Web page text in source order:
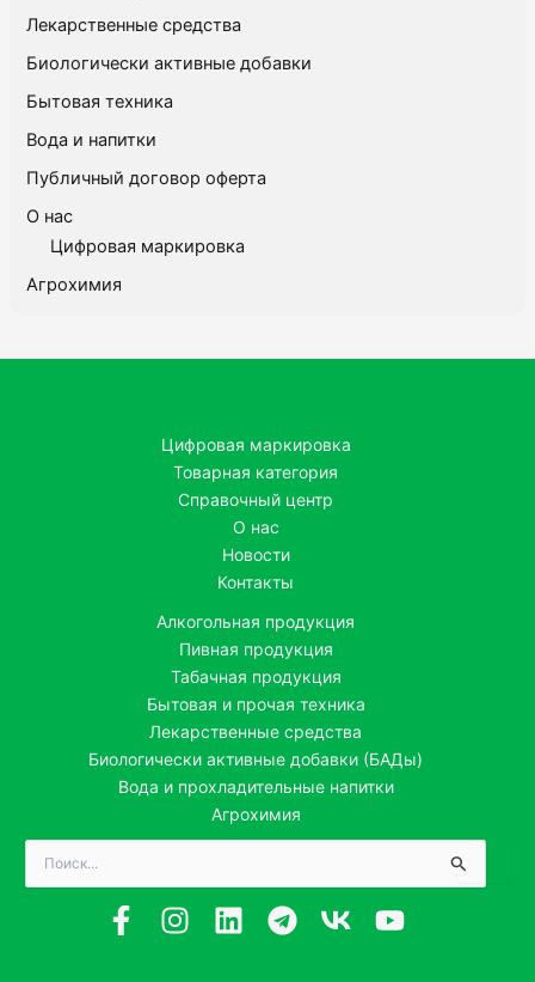
Лекарственные средства
Биологически активные добавки
Бытовая техника
Вода и напитки
Публичный договор оферта
О нас
Цифровая маркировка
Агрохимия
Цифровая маркировка
Товарная категория
Справочный центр
О нас
Новости
Контакты
Алкогольная продукция
Пивная продукция
Табачная продукция
Бытовая и прочая техника
Лекарственные средства
Биологически активные добавки (БАДы)
Вода и прохладительные напитки
Агрохимия
Поиск: